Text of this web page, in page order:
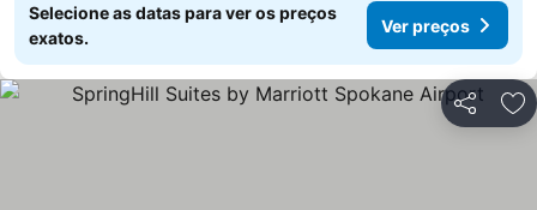
Selecione as datas para ver os preços
exatos.
Ver preços
Partilhar